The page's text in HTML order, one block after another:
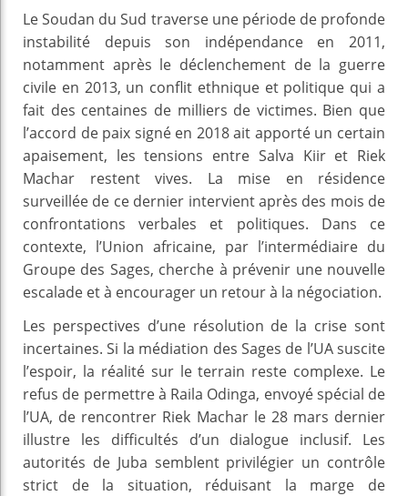
Le Soudan du Sud traverse une période de profonde
instabilité depuis son indépendance en 2011,
notamment après le déclenchement de la guerre
civile en 2013, un conflit ethnique et politique qui a
fait des centaines de milliers de victimes. Bien que
l’accord de paix signé en 2018 ait apporté un certain
apaisement, les tensions entre Salva Kiir et Riek
Machar restent vives. La mise en résidence
surveillée de ce dernier intervient après des mois de
confrontations verbales et politiques. Dans ce
contexte, l’Union africaine, par l’intermédiaire du
Groupe des Sages, cherche à prévenir une nouvelle
escalade et à encourager un retour à la négociation.
Les perspectives d’une résolution de la crise sont
incertaines. Si la médiation des Sages de l’UA suscite
l’espoir, la réalité sur le terrain reste complexe. Le
refus de permettre à Raila Odinga, envoyé spécial de
l’UA, de rencontrer Riek Machar le 28 mars dernier
illustre les difficultés d’un dialogue inclusif. Les
autorités de Juba semblent privilégier un contrôle
strict de la situation, réduisant la marge de